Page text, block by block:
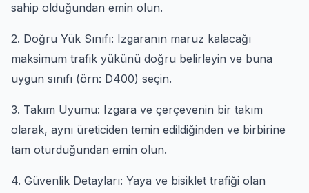
sahip olduğundan emin olun.
2. Doğru Yük Sınıfı: Izgaranın maruz kalacağı
maksimum trafik yükünü doğru belirleyin ve buna
uygun sınıfı (örn: D400) seçin.
3. Takım Uyumu: Izgara ve çerçevenin bir takım
olarak, aynı üreticiden temin edildiğinden ve birbirine
tam oturduğundan emin olun.
4. Güvenlik Detayları: Yaya ve bisiklet trafiği olan